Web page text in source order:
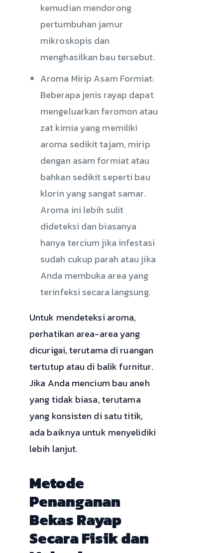
kemudian mendorong
pertumbuhan jamur
mikroskopis dan
menghasilkan bau tersebut.
Aroma Mirip Asam Formiat:
Beberapa jenis rayap dapat
mengeluarkan feromon atau
zat kimia yang memiliki
aroma sedikit tajam, mirip
dengan asam formiat atau
bahkan sedikit seperti bau
klorin yang sangat samar.
Aroma ini lebih sulit
dideteksi dan biasanya
hanya tercium jika infestasi
sudah cukup parah atau jika
Anda membuka area yang
terinfeksi secara langsung.
Untuk mendeteksi aroma,
perhatikan area-area yang
dicurigai, terutama di ruangan
tertutup atau di balik furnitur.
Jika Anda mencium bau aneh
yang tidak biasa, terutama
yang konsisten di satu titik,
ada baiknya untuk menyelidiki
lebih lanjut.
Metode
Penanganan
Bekas Rayap
Secara Fisik dan